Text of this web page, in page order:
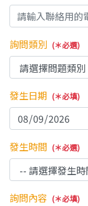
詢問類別 (＊必選)
發生日期 (＊必填)
發生時間 (＊必選)
詢問內容 (＊必填)